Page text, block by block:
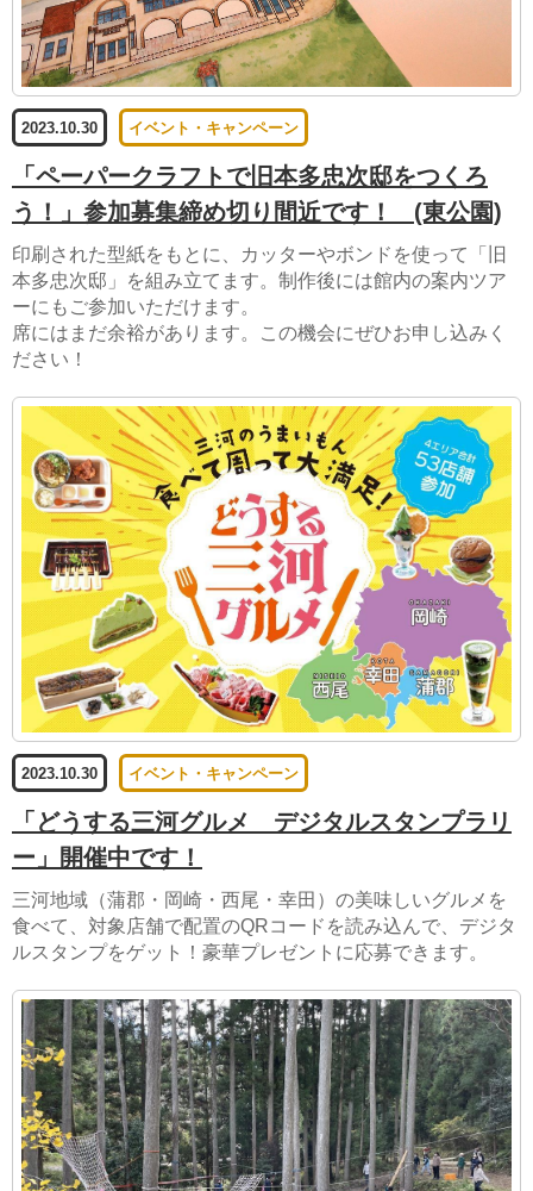
2023.10.30 イベント・キャンペーン
「ペーパークラフトで旧本多忠次邸をつくろ
う！」参加募集締め切り間近です！ (東公園)
印刷された型紙をもとに、カッターやボンドを使って「旧
本多忠次邸」を組み立てます。制作後には館内の案内ツア
ーにもご参加いただけます。
席にはまだ余裕があります。この機会にぜひお申し込みく
ださい！
2023.10.30 イベント・キャンペーン
「どうする三河グルメ デジタルスタンプラリ
ー」開催中です！
三河地域（蒲郡・岡崎・西尾・幸田）の美味しいグルメを
食べて、対象店舗で配置のQRコードを読み込んで、デジタ
ルスタンプをゲット！豪華プレゼントに応募できます。